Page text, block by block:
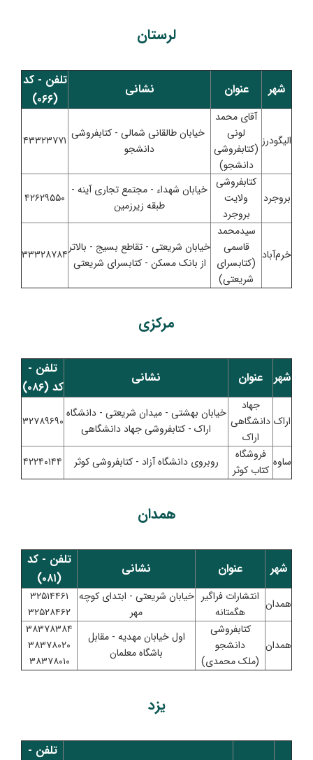
لرستان
شهر عنوان نشانی
تلفن - کد
(۰۶۶)
الیگودرز
آقای محمد
لونی
(کتابفروشی
دانشجو)
خیابان طالقانی شمالی - کتابفروشی
دانشجو
۴۳۳۲۳۷۷۱
بروجرد
کتابفروشی
ولایت
بروجرد
خیابان شهداء - مجتمع تجاری آینه -
طبقه زیرزمین
۴۲۶۲۹۵۵۰
خرم‌آباد
سیدمحمد
قاسمی
(کتابسرای
شریعتی)
خیابان شریعتی - تقاطع بسیج - بالاتر
از بانک مسکن - کتابسرای شریعتی
۳۳۳۲۸۷۸۴
مرکزی
شهر عنوان نشانی
تلفن -
کد (۰۸۶)
اراک
جهاد
دانشگاهی
اراک
خیابان بهشتی - میدان شریعتی - دانشگاه
اراک - کتابفروشی جهاد دانشگاهی
۳۲۷۸۹۶۹۰
ساوه فروشگاه
کتاب کوثر
روبروی دانشگاه آزاد - کتابفروشی کوثر ۴۲۲۴۰۱۴۴
همدان
شهر عنوان نشانی
تلفن - کد
(۰۸۱)
همدان انتشارات فراگیر
هگمتانه
خیابان شریعتی - ابتدای کوچه
مهر
۳۲۵۱۴۴۶۱
۳۲۵۲۸۴۶۲
همدان
کتابفروشی
دانشجو
(ملک محمدی)
اول خیابان مهدیه - مقابل
باشگاه معلمان
۳۸۳۷۸۳۸۴
۳۸۳۷۸۰۲۰
۳۸۳۷۸۰۱۰
یزد
تلفن -